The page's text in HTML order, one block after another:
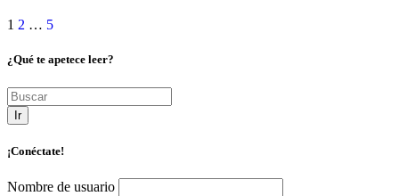
1 2 … 5
¿Qué te apetece leer?
Ir
¡Conéctate!
Nombre de usuario